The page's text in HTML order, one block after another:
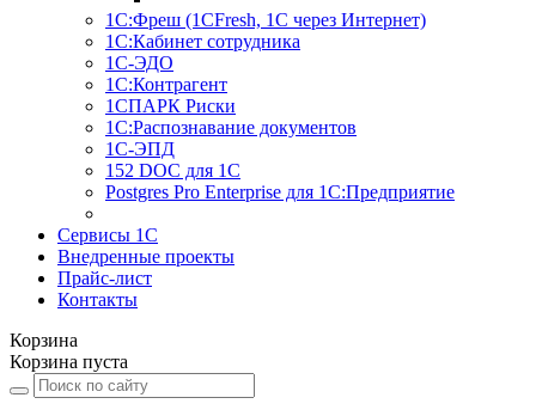
1С:Фреш (1CFresh, 1С через Интернет)
1С:Кабинет сотрудника
1С-ЭДО
1С:Контрагент
1СПАРК Риски
1С:Распознавание документов
1С-ЭПД
152 DOC для 1С
Postgres Pro Enterprise для 1С:Предприятие
Сервисы 1С
Внедренные проекты
Прайс-лист
Контакты
Корзина
Корзина пуста